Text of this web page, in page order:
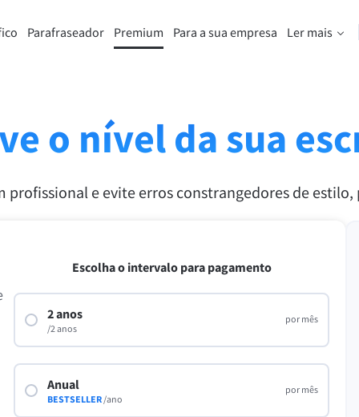
Parafraseador Premium Para a sua empresa Ler mais
Premium
certo para seu texto.
de E-mail
Mail
Word
o nível da sua
profissional e evite erros constrangedores de
Escolha o intervalo para pagamento
2 anos
/2 anos
por mês
Anual
BESTSELLER /ano
por mês